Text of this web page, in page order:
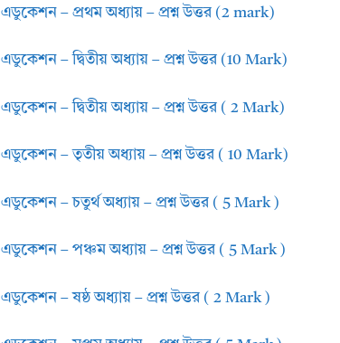
এডুকেশন – প্রথম অধ্যায় – প্রশ্ন উত্তর (2 mark)
এডুকেশন – দ্বিতীয় অধ্যায় – প্রশ্ন উত্তর (10 Mark)
এডুকেশন – দ্বিতীয় অধ্যায় – প্রশ্ন উত্তর ( 2 Mark)
এডুকেশন – তৃতীয় অধ্যায় – প্রশ্ন উত্তর ( 10 Mark)
এডুকেশন – চতুর্থ অধ্যায় – প্রশ্ন উত্তর ( 5 Mark )
এডুকেশন – পঞ্চম অধ্যায় – প্রশ্ন উত্তর ( 5 Mark )
এডুকেশন – ষষ্ঠ অধ্যায় – প্রশ্ন উত্তর ( 2 Mark )